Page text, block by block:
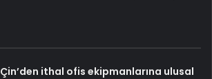
Çin’den ithal ofis ekipmanlarına ulusal